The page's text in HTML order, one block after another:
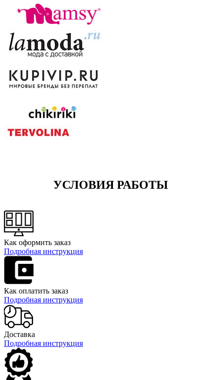
УСЛОВИЯ РАБОТЫ
Как оформить заказ
Подробная инструкция
Как оплатить заказ
Подробная инструкция
Доставка
Подробная инструкция